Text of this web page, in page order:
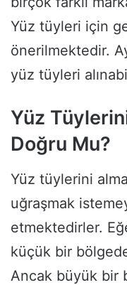
Yüz tüyleri için
önerilmektedir.
yüz tüyleri
Yüz
Doğru Mu?
Yüz tüylerini
uğraşmak
etmektedirler.
küçük bir
Ancak büyük bir